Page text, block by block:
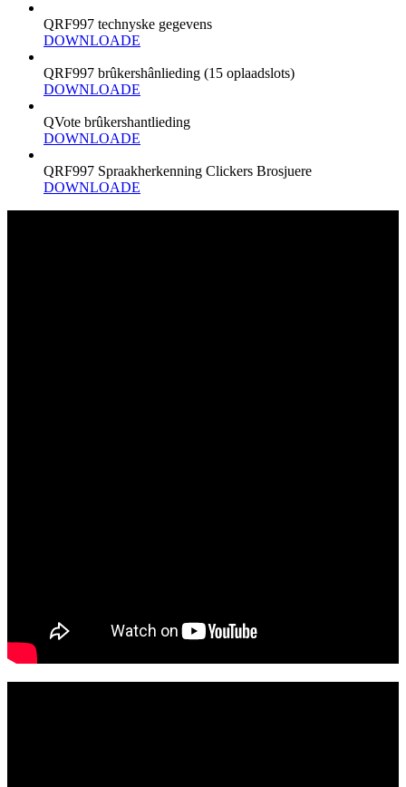
QRF997 technyske gegevens
DOWNLOADE
QRF997 brûkershânlieding (15 oplaadslots)
DOWNLOADE
QVote brûkershantlieding
DOWNLOADE
QRF997 Spraakherkenning Clickers Brosjuere
DOWNLOADE